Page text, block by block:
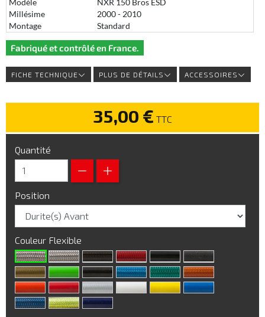
Modèle
NXR 150 Bros ESD
Millésime
2000 - 2010
Montage
Standard
Fabriqué et contrôlé en France.
FICHE TECHNIQUE PLUS DE DÉTAILS ACCESSOIRES
35,00 € TTC
Quantité
Position
Couleur Flexible